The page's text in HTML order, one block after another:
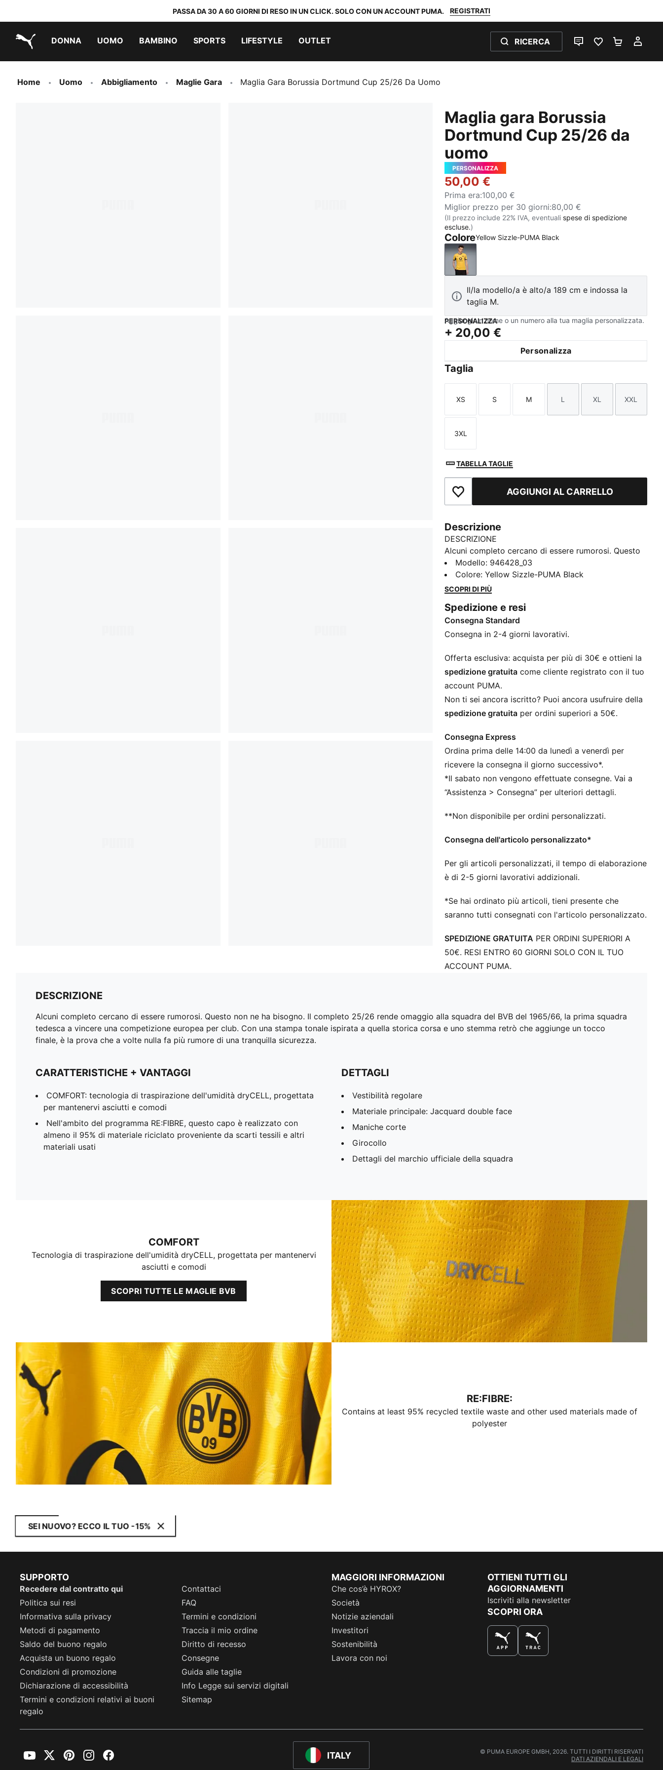
PASSA DA 30 A 60 GIORNI DI RESO IN UN CLICK. SOLO CON UN ACCOUNT PUMA. REGISTRATI
DONNA UOMO BAMBINO SPORTS LIFESTYLE OUTLET RICERCA
CHAT PREFERITI 0
Home Uomo Abbigliamento Maglie Gara Maglia Gara Borussia Dortmund Cup 25/26 Da Uomo
Maglia gara Borussia
Dortmund Cup 25/26 da
uomo
PERSONALIZZA
50,00 €
Prima era:100,00 €
Miglior prezzo per 30 giorni:80,00 €
(Il prezzo include 22% IVA, eventuali spese di spedizione
escluse.)
ColoreYellow Sizzle-PUMA Black
Yellow Sizzle-PUMA Black
Il/la modello/a è alto/a 189 cm e indossa la
taglia M.
PERSONALIZZA
Aggiungi un nome o un numero alla tua maglia personalizzata.
+ 20,00 €
Personalizza
Taglia
Taglia
XS
Taglia
S
Taglia
M
Taglia
L
Taglia
XL
Taglia
XXL
Taglia
3XL
TABELLA TAGLIE
Aggiungi ai PreferitiAGGIUNGI AL CARRELLO
Descrizione
DESCRIZIONE
Alcuni completo cercano di essere rumorosi. Questo
non ne ha bisogno. Il completo 25/26 rende omaggio
alla squadra del BVB del 1965/66, la prima squadra
tedesca a vincere una competizione europea per
corsa e uno stemma retrò che aggiunge un tocco
finale, è la prova che a volte nulla fa più rumore di
una tranquilla sicurezza.
COMFORT: tecnologia di traspirazione dell'umidità
dryCELL, progettata per mantenervi asciutti e
comodi
realizzato con almeno il 95% di materiale riciclato
proveniente da scarti tessili e altri materiali usati
Vestibilità regolare
Materiale principale: Jacquard double face
Maniche corte
Girocollo
Dettagli del marchio ufficiale della squadra
Modello: 946428_03
Colore:Yellow Sizzle-PUMA Black
SCOPRI DI PIÙ
Spedizione e resi
Consegna Standard
Consegna in 2-4 giorni lavorativi.
Offerta esclusiva: acquista per più di 30€ e ottieni la
spedizione gratuita come cliente registrato con il tuo
account PUMA.
Non ti sei ancora iscritto? Puoi ancora usufruire della
spedizione gratuita per ordini superiori a 50€.
Consegna Express
Ordina prima delle 14:00 da lunedì a venerdì per
ricevere la consegna il giorno successivo*.
*Il sabato non vengono effettuate consegne. Vai a
“Assistenza > Consegna” per ulteriori dettagli.
**Non disponibile per ordini personalizzati.
Consegna dell'articolo personalizzato*
Per gli articoli personalizzati, il tempo di elaborazione
è di 2-5 giorni lavorativi addizionali.
*Se hai ordinato più articoli, tieni presente che
saranno tutti consegnati con l'articolo personalizzato.
SPEDIZIONE GRATUITA PER ORDINI SUPERIORI A
50€. RESI ENTRO 60 GIORNI SOLO CON IL TUO
ACCOUNT PUMA.
DESCRIZIONE
Alcuni completo cercano di essere rumorosi. Questo non ne ha bisogno. Il completo 25/26 rende omaggio alla squadra del BVB del 1965/66, la prima squadra
tedesca a vincere una competizione europea per club. Con una stampa tonale ispirata a quella storica corsa e uno stemma retrò che aggiunge un tocco
finale, è la prova che a volte nulla fa più rumore di una tranquilla sicurezza.
CARATTERISTICHE + VANTAGGI
COMFORT: tecnologia di traspirazione dell'umidità dryCELL, progettata
per mantenervi asciutti e comodi
Nell'ambito del programma RE:FIBRE, questo capo è realizzato con
almeno il 95% di materiale riciclato proveniente da scarti tessili e altri
materiali usati
DETTAGLI
Vestibilità regolare
Materiale principale: Jacquard double face
Maniche corte
Girocollo
Dettagli del marchio ufficiale della squadra
COMFORT
Tecnologia di traspirazione dell'umidità dryCELL, progettata per mantenervi
asciutti e comodi
SCOPRI TUTTE LE MAGLIE BVB
RE:FIBRE:
Contains at least 95% recycled textile waste and other used materials made of
polyester
SEI NUOVO? ECCO IL TUO -15%
SUPPORTO
Recedere dal contratto qui
Contattaci
Politica sui resi
FAQ
Informativa sulla privacy
Termini e condizioni
Metodi di pagamento
Traccia il mio ordine
Saldo del buono regalo
Diritto di recesso
Acquista un buono regalo
Consegne
Condizioni di promozione
Guida alle taglie
Dichiarazione di accessibilità
Info Legge sui servizi digitali
Termini e condizioni relativi ai buoni
regalo
Sitemap
MAGGIORI INFORMAZIONI
Che cos’è HYROX?
Società
Notizie aziendali
Investitori
Sostenibilità
Lavora con noi
OTTIENI TUTTI GLI
AGGIORNAMENTI
Iscriviti alla newsletter
SCOPRI ORA
ITALY
YouTubeTwitterPinterestInstagramFacebook
© PUMA EUROPE GMBH, 2026. TUTTI I DIRITTI RISERVATI
DATI AZIENDALI E LEGALI